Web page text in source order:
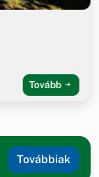
Tovább
Továbbiak